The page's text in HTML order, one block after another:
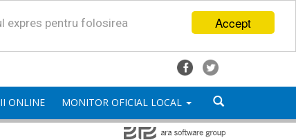
Accept
expres pentru folosirea
ONLINE MONITOR OFICIAL LOCAL